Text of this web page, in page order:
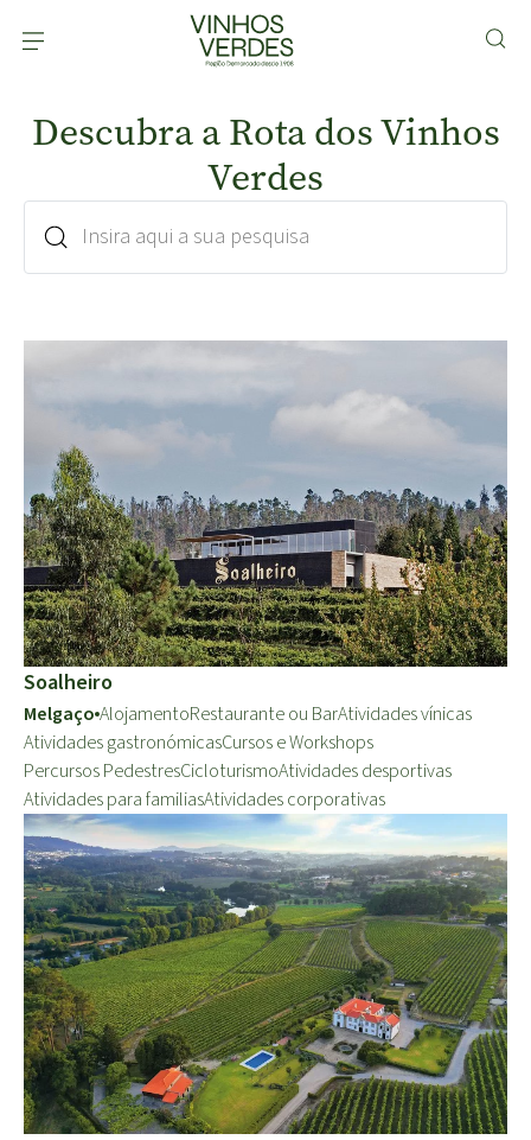
Descubra a Rota dos Vinhos
Verdes
Soalheiro
Melgaço AlojamentoRestaurante ou BarAtividades vínicas
Atividades gastronómicasCursos e Workshops
Percursos PedestresCicloturismoAtividades desportivas
Atividades para familiasAtividades corporativas